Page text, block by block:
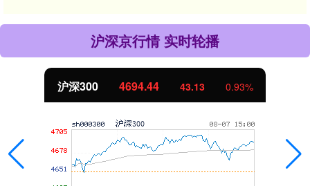
沪深京行情 实时轮播
43.13 0.93%